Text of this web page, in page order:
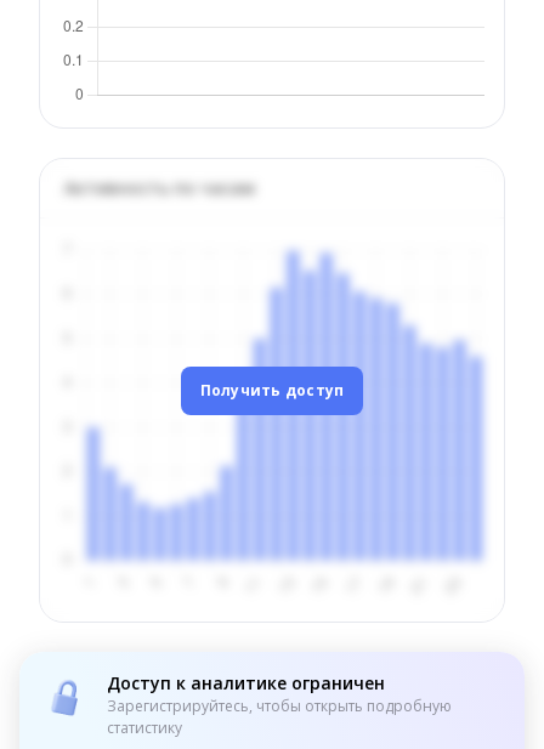
Активность по часам
Получить доступ
Доступ к аналитике ограничен
Зарегистрируйтесь, чтобы открыть подробную
статистику